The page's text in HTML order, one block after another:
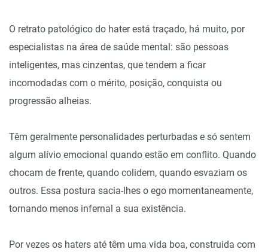
O retrato patológico do hater está traçado, há muito, por
especialistas na área de saúde mental: são pessoas
inteligentes, mas cinzentas, que tendem a ficar
incomodadas com o mérito, posição, conquista ou
progressão alheias.
Têm geralmente personalidades perturbadas e só sentem
algum alívio emocional quando estão em conflito. Quando
chocam de frente, quando colidem, quando esvaziam os
outros. Essa postura sacia-lhes o ego momentaneamente,
tornando menos infernal a sua existência.
Por vezes os haters até têm uma vida boa, construida com